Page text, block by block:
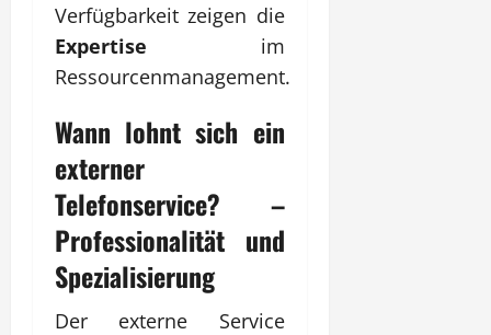
Verfügbarkeit zeigen die
Expertise im
Ressourcenmanagement.
Wann lohnt sich ein
externer
Telefonservice? –
Professionalität und
Spezialisierung
Der externe Service